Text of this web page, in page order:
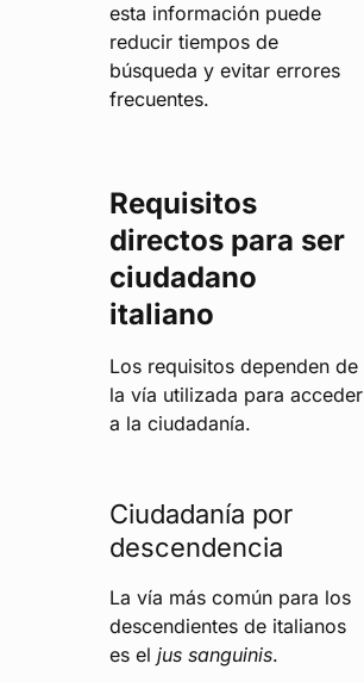
esta información puede
reducir tiempos de
búsqueda y evitar errores
frecuentes.
Requisitos
directos para ser
ciudadano
italiano
Los requisitos dependen de
la vía utilizada para acceder
a la ciudadanía.
Ciudadanía por
descendencia
La vía más común para los
descendientes de italianos
es eljus sanguinis.